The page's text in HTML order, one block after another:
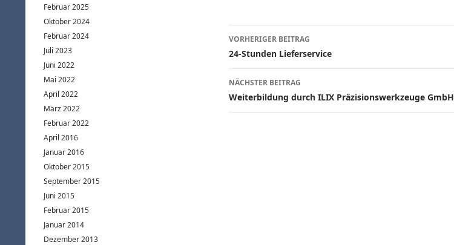
Beitragsnavigation
VORHERIGER BEITRAG
24-Stunden Lieferservice
NÄCHSTER BEITRAG
Weiterbildung durch ILIX Präzisionswerkzeuge GmbH
Februar 2025
Oktober 2024
Februar 2024
Juli 2023
Juni 2022
Mai 2022
April 2022
März 2022
Februar 2022
April 2016
Januar 2016
Oktober 2015
September 2015
Juni 2015
Februar 2015
Januar 2014
Dezember 2013